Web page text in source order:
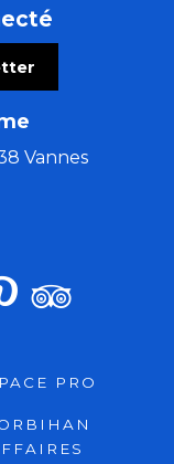
Vannes
PRO